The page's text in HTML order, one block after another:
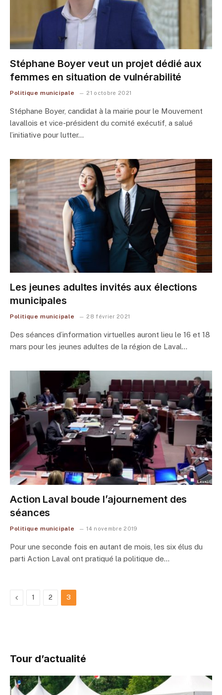
Stéphane Boyer veut un projet dédié aux
femmes en situation de vulnérabilité
Politique municipale 21 octobre 2021
Stéphane Boyer, candidat à la mairie pour le Mouvement
lavallois et vice-président du comité exécutif, a salué
l’initiative pour lutter…
Les jeunes adultes invités aux élections
municipales
Politique municipale 28 février 2021
Des séances d’information virtuelles auront lieu le 16 et 18
mars pour les jeunes adultes de la région de Laval…
Action Laval boude l’ajournement des
séances
Politique municipale 14 novembre 2019
Pour une seconde fois en autant de mois, les six élus du
parti Action Laval ont pratiqué la politique de…
Previous
1 2 3
Tour d’actualité